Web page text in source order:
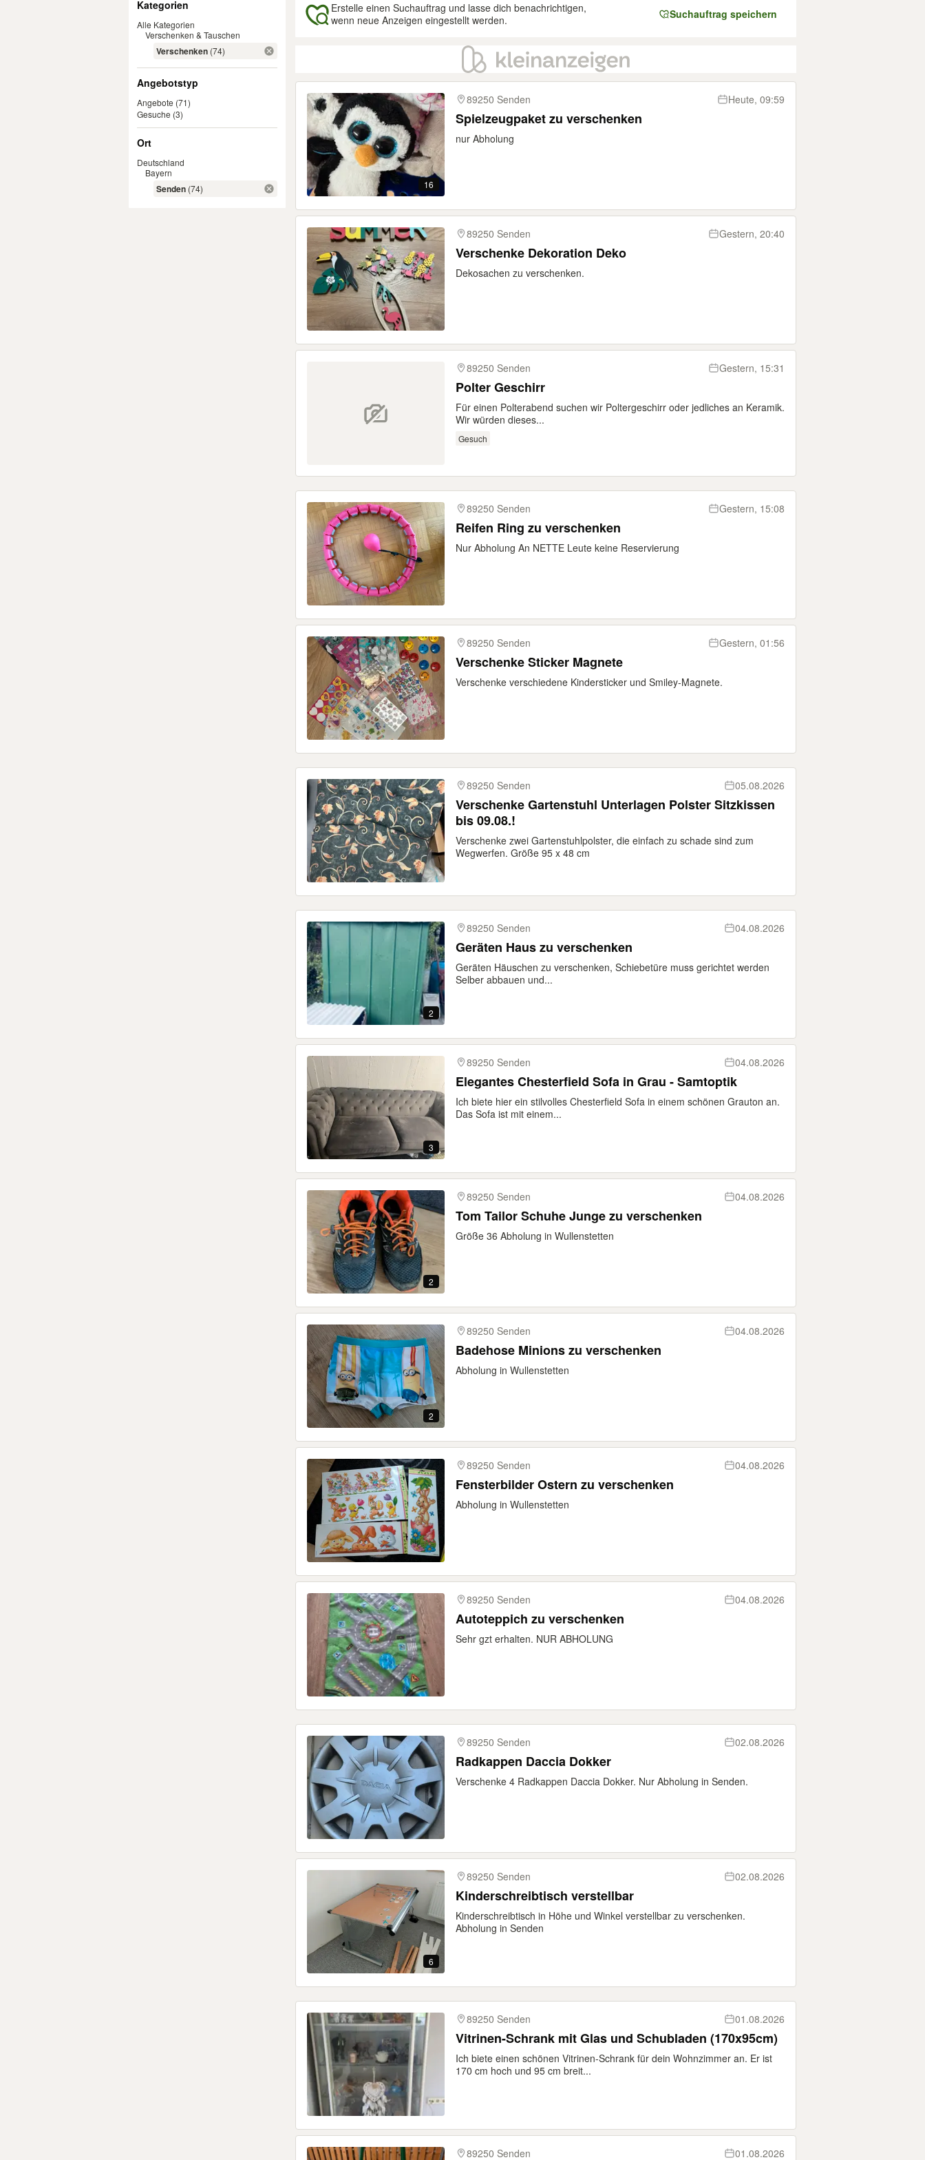
Kategorien
Alle Kategorien
Verschenken & Tauschen
Verschenken (74)
Angebotstyp
Angebote (71)
Gesuche (3)
Ort
Deutschland
Bayern
Senden (74)
Erstelle einen Suchauftrag und lasse dich benachrichtigen,
wenn neue Anzeigen eingestellt werden.
Suchauftrag speichern
Ergebnisse
16
89250 Senden Heute, 09:59
Spielzeugpaket zu verschenken
nur Abholung
89250 Senden Gestern, 20:40
Verschenke Dekoration Deko
Dekosachen zu verschenken.
89250 Senden Gestern, 15:31
Polter Geschirr
Für einen Polterabend suchen wir Poltergeschirr oder jedliches an Keramik.
Wir würden dieses...
Gesuch
89250 Senden Gestern, 15:08
Reifen Ring zu verschenken
Nur Abholung An NETTE Leute keine Reservierung
89250 Senden Gestern, 01:56
Verschenke Sticker Magnete
Verschenke verschiedene Kindersticker und Smiley-Magnete.
89250 Senden 05.08.2026
Verschenke Gartenstuhl Unterlagen Polster Sitzkissen
bis 09.08.!
Verschenke zwei Gartenstuhlpolster, die einfach zu schade sind zum
Wegwerfen. Größe 95 x 48 cm
2
89250 Senden 04.08.2026
Geräten Haus zu verschenken
Geräten Häuschen zu verschenken, Schiebetüre muss gerichtet werden
Selber abbauen und...
3
89250 Senden 04.08.2026
Elegantes Chesterfield Sofa in Grau - Samtoptik
Ich biete hier ein stilvolles Chesterfield Sofa in einem schönen Grauton an.
Das Sofa ist mit einem...
2
89250 Senden 04.08.2026
Tom Tailor Schuhe Junge zu verschenken
Größe 36 Abholung in Wullenstetten
2
89250 Senden 04.08.2026
Badehose Minions zu verschenken
Abholung in Wullenstetten
89250 Senden 04.08.2026
Fensterbilder Ostern zu verschenken
Abholung in Wullenstetten
89250 Senden 04.08.2026
Autoteppich zu verschenken
Sehr gzt erhalten. NUR ABHOLUNG
89250 Senden 02.08.2026
Radkappen Daccia Dokker
Verschenke 4 Radkappen Daccia Dokker. Nur Abholung in Senden.
6
89250 Senden 02.08.2026
Kinderschreibtisch verstellbar
Kinderschreibtisch in Höhe und Winkel verstellbar zu verschenken.
Abholung in Senden
89250 Senden 01.08.2026
Vitrinen-Schrank mit Glas und Schubladen (170x95cm)
Ich biete einen schönen Vitrinen-Schrank für dein Wohnzimmer an. Er ist
170 cm hoch und 95 cm breit...
89250 Senden 01.08.2026